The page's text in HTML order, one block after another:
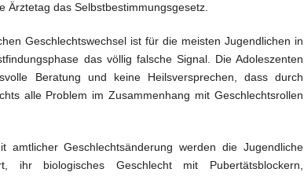
das Selbstbestimmungsgesetz.
Geschlechtswechsel ist für die meisten Jugendlichen in
das völlig falsche Signal. Die Adoleszenten
Beratung und keine Heilsversprechen, dass durch
alle Problem im Zusammenhang mit Geschlechtsrollen
amtlicher Geschlechtsänderung werden die Jugendliche
biologisches Geschlecht mit Pubertätsblockern,